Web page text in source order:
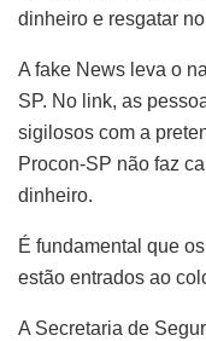
dinheiro e resgatar
A fake News leva o
SP. No link, as
sigilosos com a
Procon-SP não faz
dinheiro.
É fundamental que
estão entrados ao
A Secretaria de